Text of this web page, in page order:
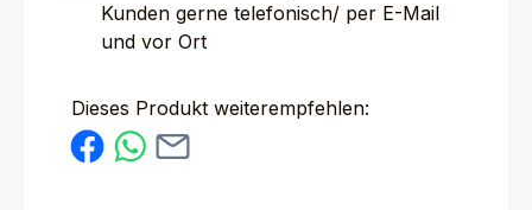
Kunden gerne telefonisch/ per E-Mail
und vor Ort
Dieses Produkt weiterempfehlen: